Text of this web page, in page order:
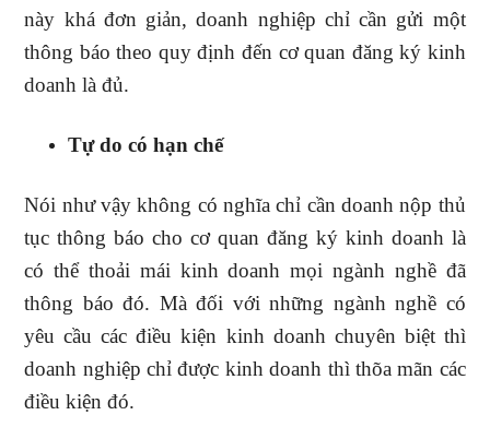
này khá đơn giản, doanh nghiệp chỉ cần gửi một
thông báo theo quy định đến cơ quan đăng ký kinh
doanh là đủ.
Tự do có hạn chế
Nói như vậy không có nghĩa chỉ cần doanh nộp thủ
tục thông báo cho cơ quan đăng ký kinh doanh là
có thể thoải mái kinh doanh mọi ngành nghề đã
thông báo đó. Mà đối với những ngành nghề có
yêu cầu các điều kiện kinh doanh chuyên biệt thì
doanh nghiệp chỉ được kinh doanh thì thõa mãn các
điều kiện đó.